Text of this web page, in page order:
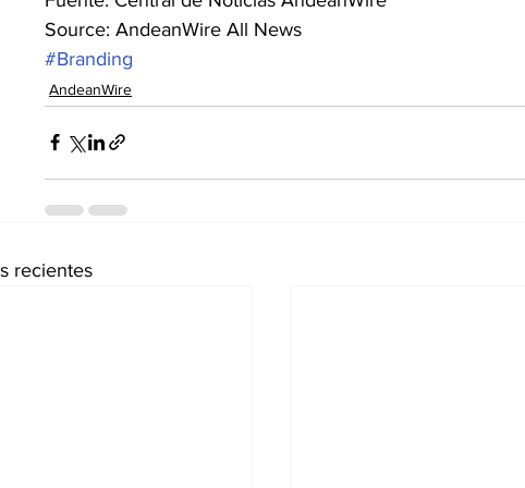
Source: AndeanWire All News
#Branding
AndeanWire
recientes